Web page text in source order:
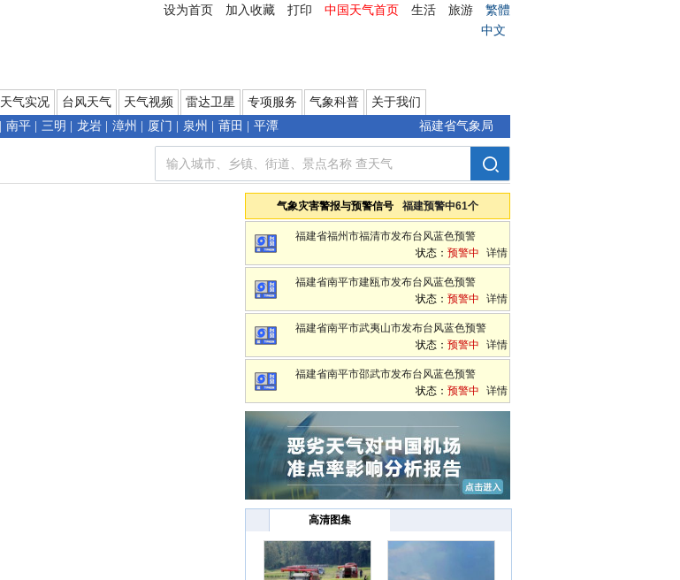
设为首页 加入收藏 打印 中国天气首页 生活 旅游
繁體
中文
天气实况 台风天气 天气视频 雷达卫星 专项服务 气象科普
关于我们
南平 三明 龙岩 漳州 厦门 泉州 莆田 平潭 福建省气象局
气象灾害警报与预警信号 福建预警中61个
福建省福州市福清市发布台风蓝色预警
状态： 预警中 详情
福建省南平市建瓯市发布台风蓝色预警
状态： 预警中 详情
福建省南平市武夷山市发布台风蓝色预警
状态： 预警中 详情
福建省南平市邵武市发布台风蓝色预警
状态： 预警中 详情
高清图集